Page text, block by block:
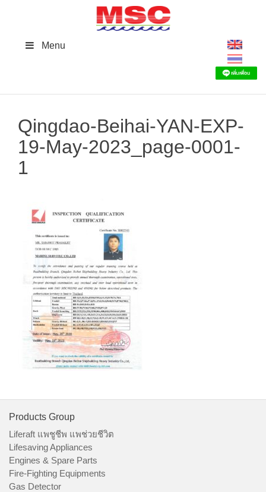
Menu
Qingdao-Beihai-YAN-EXP-
19-May-2023_page-0001-
1
Products Group
Liferaft แพชูชีพ แพช่วยชีวิต
Lifesaving Appliances
Engines & Spare Parts
Fire-Fighting Equipments
Gas Detector